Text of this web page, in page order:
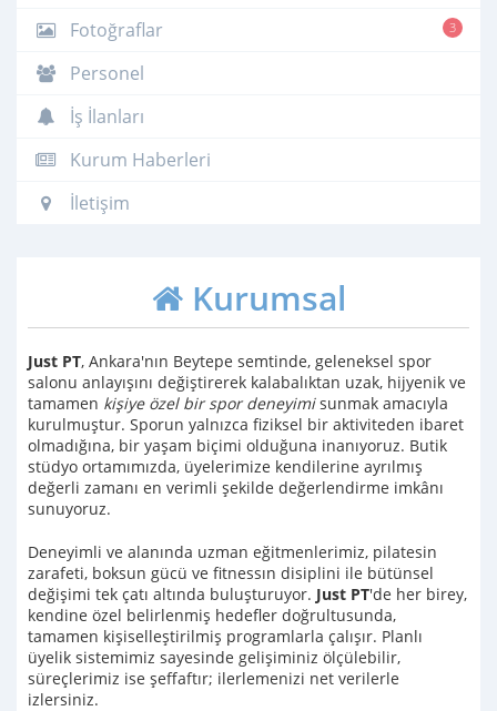
3
Fotoğraflar
Personel
İş İlanları
Kurum Haberleri
İletişim
Kurumsal
Just PT, Ankara'nın Beytepe semtinde, geleneksel spor
salonu anlayışını değiştirerek kalabalıktan uzak, hijyenik ve
tamamen kişiye özel bir spor deneyimisunmak amacıyla
kurulmuştur. Sporun yalnızca fiziksel bir aktiviteden ibaret
olmadığına, bir yaşam biçimi olduğuna inanıyoruz. Butik
stüdyo ortamımızda, üyelerimize kendilerine ayrılmış
değerli zamanı en verimli şekilde değerlendirme imkânı
sunuyoruz.
Deneyimli ve alanında uzman eğitmenlerimiz, pilatesin
zarafeti, boksun gücü ve fitnessın disiplini ile bütünsel
değişimi tek çatı altında buluşturuyor. Just PT'de her birey,
kendine özel belirlenmiş hedefler doğrultusunda,
tamamen kişiselleştirilmiş programlarla çalışır. Planlı
üyelik sistemimiz sayesinde gelişiminiz ölçülebilir,
süreçlerimiz ise şeffaftır; ilerlemenizi net verilerle
izlersiniz.